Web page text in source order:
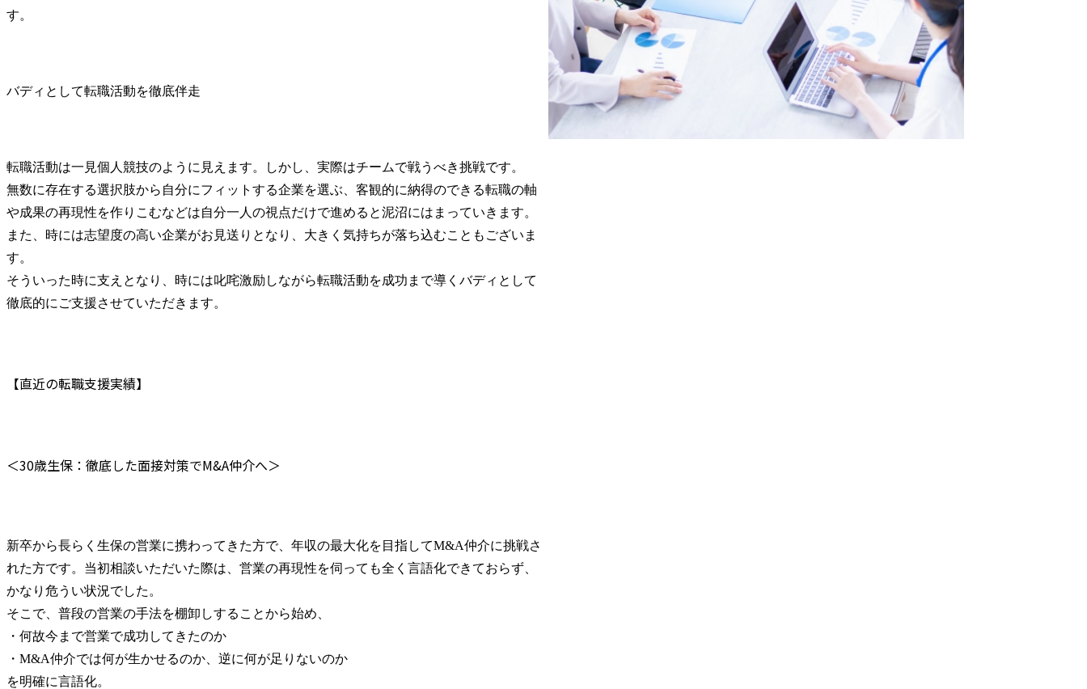
す。
バディとして転職活動を徹底伴走
転職活動は一見個人競技のように見えます。しかし、実際はチームで戦うべき挑戦です。
無数に存在する選択肢から自分にフィットする企業を選ぶ、客観的に納得のできる転職の軸
や成果の再現性を作りこむなどは自分一人の視点だけで進めると泥沼にはまっていきます。
また、時には志望度の高い企業がお見送りとなり、大きく気持ちが落ち込むこともございま
す。
そういった時に支えとなり、時には叱咤激励しながら転職活動を成功まで導くバディとして
徹底的にご支援させていただきます。
【直近の転職支援実績】
＜30歳生保：徹底した面接対策でM&A仲介へ＞
新卒から長らく生保の営業に携わってきた方で、年収の最大化を目指してM&A仲介に挑戦さ
れた方です。当初相談いただいた際は、営業の再現性を伺っても全く言語化できておらず、
かなり危うい状況でした。
そこで、普段の営業の手法を棚卸しすることから始め、
・何故今まで営業で成功してきたのか
・M&A仲介では何が生かせるのか、逆に何が足りないのか
を明確に言語化。